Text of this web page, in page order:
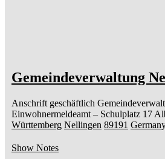
Gemeindeverwaltung
Anschrift geschäftlich
Einwohnermeldeamt – Schulplatz 17
Württemberg Nellingen 89191
Show Notes